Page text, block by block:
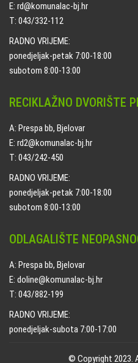
E: rd@komunalac-bj.hr
T: 043/332-112
RADNO VRIJEME:
ponedjeljak-petak 7:00-18:00
subotom 8:00-13:00
RECIKLAŽNO DVORIŠTE
A: Prespa bb, Bjelovar
E: rd2@komunalac-bj.hr
T: 043/242-450
RADNO VRIJEME:
ponedjeljak-petak 7:00-18:00
subotom 8:00-13:00
ODLAGALIŠTE
A: Prespa bb, Bjelovar
E: doline@komunalac-bj.hr
T: 043/882-199
RADNO VRIJEME:
ponedjeljak-subota 7:00-17:00
© Copyright 2023.